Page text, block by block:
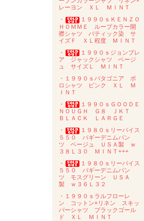
レーヨン ＸＬ ＭＩＮＴ
・
１９９０ｓＫＥＮＺＯ
ＨＯＭＭＥ ループカラー開
襟シャツ バティック染 サ
イズＦ ＸＬ程度 ＭＩＮＴ
・
１９９０ｓジョンブレ
ア ジャックシャツ ベージ
ュ サイズＬ ＭＩＮＴ
・１９９０ｓパタゴニア ポ
ロシャツ ピンク ＸＬ Ｍ
ＩＮＴ
・
１９９０ｓＧＯＯＤＥ
ＮＯＵＧＨ Ｇ８ ＪＫＴ
ＢＬＡＣＫ ＬＡＲＧＥ
・
１９８０ｓリーバイス
５５０ バギーデニムパン
ツ ベージュ ＵＳＡ製 ｗ
３８Ｌ３０ ＭＩＮＴ+++
・
１９８０ｓリーバイス
５５０ バギーデニムパン
ツ モスグリーン ＵＳＡ
製 ｗ３６Ｌ３２
・１９９０ｓラルフローレ
ン コットン×リネン スキッ
パーシャツ ブラックゴール
ド ＸＬ ＭＩＮＴ